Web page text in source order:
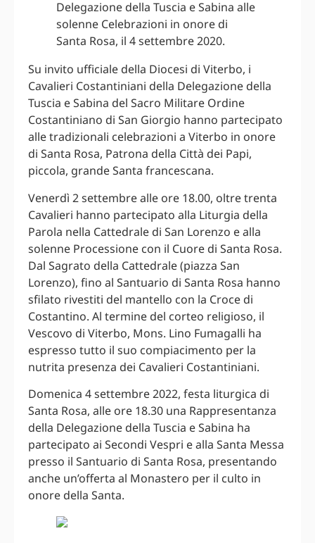
Su invito ufficiale della Diocesi di Viterbo, i
Cavalieri Costantiniani della Delegazione della
Tuscia e Sabina del Sacro Militare Ordine
Costantiniano di San Giorgio hanno partecipato
alle tradizionali celebrazioni a Viterbo in onore
di Santa Rosa, Patrona della Città dei Papi,
piccola, grande Santa francescana.
Venerdì 2 settembre alle ore 18.00, oltre trenta
Cavalieri hanno partecipato alla Liturgia della
Parola nella Cattedrale di San Lorenzo e alla
solenne Processione con il Cuore di Santa Rosa.
Dal Sagrato della Cattedrale (piazza San
Lorenzo), fino al Santuario di Santa Rosa hanno
sfilato rivestiti del mantello con la Croce di
Costantino. Al termine del corteo religioso, il
Vescovo di Viterbo, Mons. Lino Fumagalli ha
espresso tutto il suo compiacimento per la
nutrita presenza dei Cavalieri Costantiniani.
Domenica 4 settembre 2022, festa liturgica di
Santa Rosa, alle ore 18.30 una Rappresentanza
della Delegazione della Tuscia e Sabina ha
partecipato ai Secondi Vespri e alla Santa Messa
presso il Santuario di Santa Rosa, presentando
anche un’offerta al Monastero per il culto in
onore della Santa.